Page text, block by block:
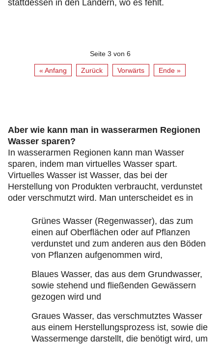
stattdessen in den Ländern, wo es fehlt.
Seite 3 von 6
« Anfang Zurück Vorwärts Ende »
Aber wie kann man in wasserarmen Regionen
Wasser sparen?
In wasserarmen Regionen kann man Wasser
sparen, indem man virtuelles Wasser spart.
Virtuelles Wasser ist Wasser, das bei der
Herstellung von Produkten verbraucht, verdunstet
oder verschmutzt wird. Man unterscheidet es in
Grünes Wasser (Regenwasser), das zum
einen auf Oberflächen oder auf Pflanzen
verdunstet und zum anderen aus den Böden
von Pflanzen aufgenommen wird,
Blaues Wasser, das aus dem Grundwasser,
sowie stehend und fließenden Gewässern
gezogen wird und
Graues Wasser, das verschmutztes Wasser
aus einem Herstellungsprozess ist, sowie die
Wassermenge darstellt, die benötigt wird, um